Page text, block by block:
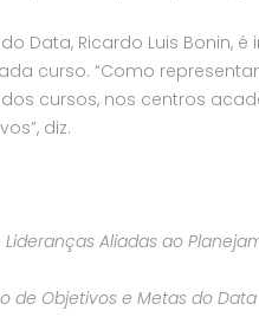
Data, Ricardo Luis
curso. “Como
cursos, nos centros
diz.
Aliadas ao
de Objetivos e Metas do Data